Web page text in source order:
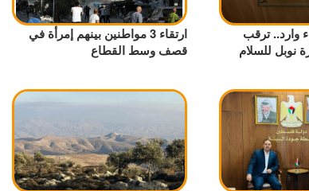
وارد.. ترقب
نوبل للسلام
ارتقاء 3 مواطنين بينهم إمرأة في
قصف وسط القطاع